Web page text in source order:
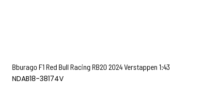
Bburago F1 Red Bull Racing RB20 2024 Verstappen 1:43
NDAB18-38174V